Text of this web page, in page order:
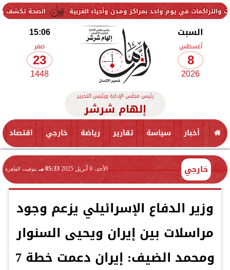
الصحة تكشف خطة تأمين المصطافين.. 13 ألف خدمة طبية
السبت
أغسطس
8
2026
15:06
صفر
23
1448
رئيس مجلس الإدارة ورئيس التحرير
إلهام شرشر
أخبار سياسة تقارير رياضة خارجي اقتصاد
خارجي الأحد، 6 أبريل 2025 05:33 مـ بتوقيت القاهرة
وزير الدفاع الإسرائيلي يزعم وجود
مراسلات بين إيران ويحيى السنوار
ومحمد الضيف: إيران دعمت خطة 7